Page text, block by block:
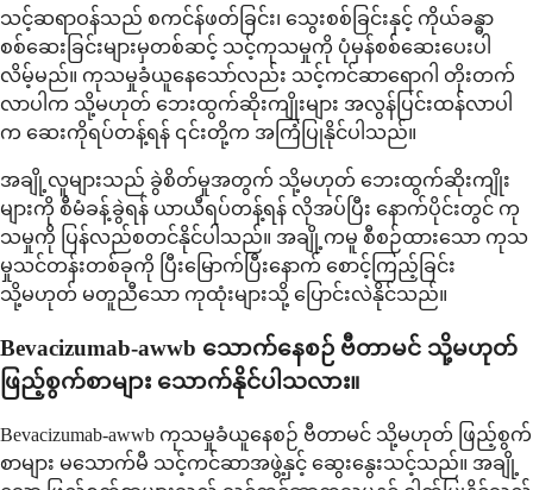
သင့်ဆရာဝန်သည် စကင်န်ဖတ်ခြင်း၊ သွေးစစ်ခြင်းနှင့် ကိုယ်ခန္ဓာ
စစ်ဆေးခြင်းများမှတစ်ဆင့် သင့်ကုသမှုကို ပုံမှန်စစ်ဆေးပေးပါ
လိမ့်မည်။ ကုသမှုခံယူနေသော်လည်း သင့်ကင်ဆာရောဂါ တိုးတက်
လာပါက သို့မဟုတ် ဘေးထွက်ဆိုးကျိုးများ အလွန်ပြင်းထန်လာပါ
က ဆေးကိုရပ်တန့်ရန် ၎င်းတို့က အကြံပြုနိုင်ပါသည်။
အချို့လူများသည် ခွဲစိတ်မှုအတွက် သို့မဟုတ် ဘေးထွက်ဆိုးကျိုး
များကို စီမံခန့်ခွဲရန် ယာယီရပ်တန့်ရန် လိုအပ်ပြီး နောက်ပိုင်းတွင် ကု
သမှုကို ပြန်လည်စတင်နိုင်ပါသည်။ အချို့ကမူ စီစဉ်ထားသော ကုသ
မှုသင်တန်းတစ်ခုကို ပြီးမြောက်ပြီးနောက် စောင့်ကြည့်ခြင်း
သို့မဟုတ် မတူညီသော ကုထုံးများသို့ ပြောင်းလဲနိုင်သည်။
Bevacizumab-awwb သောက်နေစဉ် ဗီတာမင် သို့မဟုတ်
ဖြည့်စွက်စာများ သောက်နိုင်ပါသလား။
Bevacizumab-awwb ကုသမှုခံယူနေစဉ် ဗီတာမင် သို့မဟုတ် ဖြည့်စွက်
စာများ မသောက်မီ သင့်ကင်ဆာအဖွဲ့နှင့် ဆွေးနွေးသင့်သည်။ အချို့